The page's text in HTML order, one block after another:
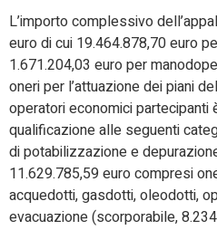
L’importo complessivo
euro di cui 19.464.878,70 euro
1.671.204,03 euro per
oneri per l’attuazione dei piani
operatori economici partecipanti
qualificazione alle seguenti
di potabilizzazione e
11.629.785,59 euro compresi
acquedotti, gasdotti, oleodotti,
evacuazione (scorporabile,